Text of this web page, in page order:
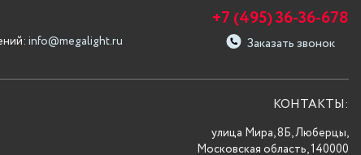
info@megalight.ru
+7 (495) 36-36-678
Заказать звонок
КОНТАКТЫ:
улица Мира, 8Б, Люберцы,
Московская область, 140000